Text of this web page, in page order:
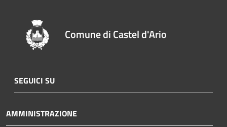
Comune di Castel d'Ario
SEGUICI SU
AMMINISTRAZIONE